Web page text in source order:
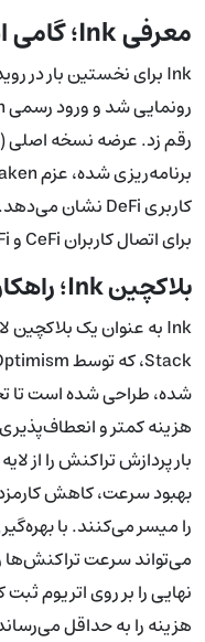
معرفی Ink؛ گامی استراتژیک از سوی Kraken
برای اتصال کاربران CeFi و DeFi ایفا خواهد کرد.
بلاکچین Ink؛ راهکار لایه-۲ برای ارتقاء اتریوم
هزینه کمتر و
بهبود سرعت، کاهش
می‌تواند سرعت تراکنش‌ها
نهایی را بر روی اتریوم
هزینه را به حداقل